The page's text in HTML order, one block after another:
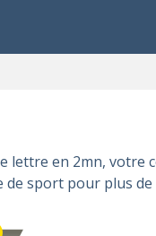
lettre en 2mn, votre
de sport pour plus de